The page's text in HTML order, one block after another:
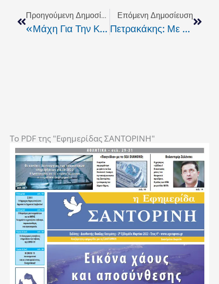
Προηγούμενη Δημοσίευση
«Μάχη Για Την Κρήτη»: "Θα Είμαστε Η Έκπληξη Των Εκλογών Και Στις 14 Νοεμβρίου Θα Γίνει Ο Θρίαμβος"
Επόμενη Δημοσίευση
Πετρακάκης: Με «αέρα» Δημάρχου!
To PDF της "Εφημερίδας ΣΑΝΤΟΡΙΝΗ"